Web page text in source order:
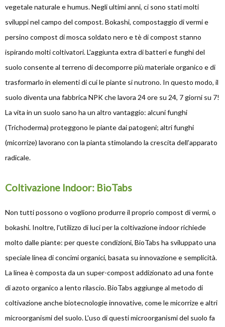
vegetale naturale e humus. Negli ultimi anni, ci sono stati molti
sviluppi nel campo del compost. Bokashi, compostaggio di vermi e
persino compost di mosca soldato nero e tè di compost stanno
ispirando molti coltivatori. L'aggiunta extra di batteri e funghi del
suolo consente al terreno di decomporre più materiale organico e di
trasformarlo in elementi di cui le piante si nutrono. In questo modo, il
suolo diventa una fabbrica NPK che lavora 24 ore su 24, 7 giorni su 7!
La vita in un suolo sano ha un altro vantaggio: alcuni funghi
(Trichoderma) proteggono le piante dai patogeni; altri funghi
(micorrize) lavorano con la pianta stimolando la crescita dell’apparato
radicale.
Coltivazione Indoor: BioTabs
Non tutti possono o vogliono produrre il proprio compost di vermi, o
bokashi. Inoltre, l'utilizzo di luci per la coltivazione indoor richiede
molto dalle piante: per queste condizioni, BioTabs ha sviluppato una
speciale linea di concimi organici, basata su innovazione e semplicità.
La linea è composta da un super-compost addizionato ad una fonte
di azoto organico a lento rilascio. BioTabs aggiunge al metodo di
coltivazione anche biotecnologie innovative, come le micorrize e altri
microorganismi del suolo. L'uso di questi microorganismi del suolo fa